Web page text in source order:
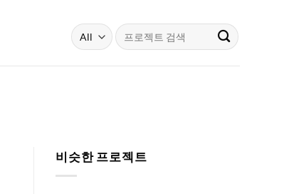
Search
for:
비슷한 프로젝트